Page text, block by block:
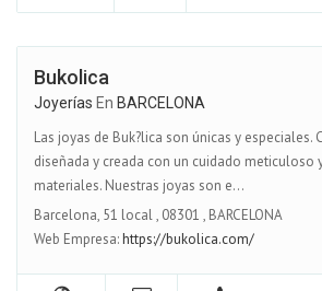
Bukolica
Joyerías En BARCELONA
Las joyas de Buk?lica son únicas y especiales.
diseñada y creada con un cuidado meticuloso
materiales. Nuestras joyas son e...
Barcelona, 51 local, 08301 , BARCELONA
Web Empresa:https://bukolica.com/